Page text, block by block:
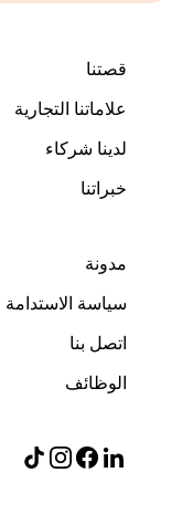
قصتنا
علاماتنا التجارية
لدينا شركاء
خبراتنا
مدونة
سياسة الاستدامة
اتصل بنا
الوظائف